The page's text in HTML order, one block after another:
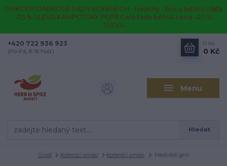
!!!!AKCE!!!! DÁRKOVÉ SADY KOŘENÍ Gril · Healthy · Spicy běžná cena
–25 % SLEVA KAMPOTSKÝ PEPŘ Celá řada běžná cena –20 %
SLEVA
Menu
Hledat
+420 722 936 923
(Po-Pá, 8-16 hod.)
0 ks
0 Kč
Úvod Kořenící směsi Kořenící směsi Medvědí grill